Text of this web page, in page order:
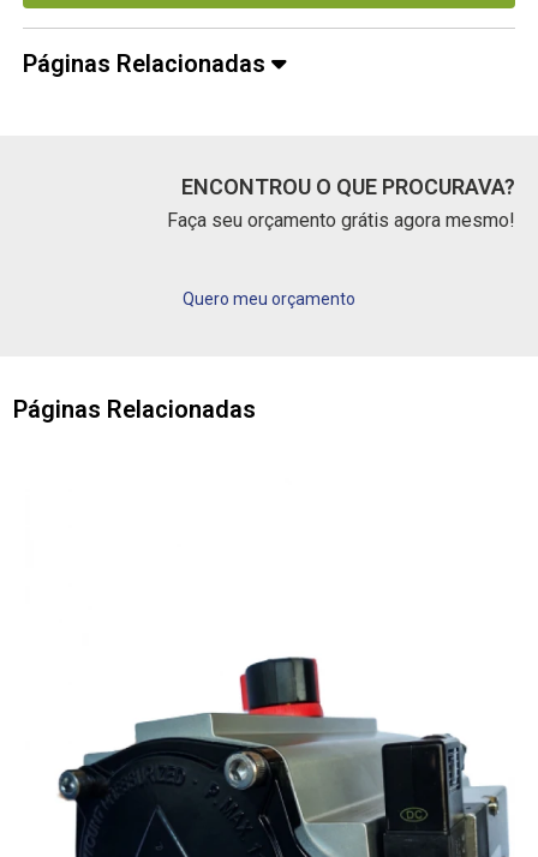
Páginas Relacionadas
ENCONTROU O QUE PROCURAVA?
Faça seu orçamento grátis agora mesmo!
Quero meu orçamento
Páginas Relacionadas